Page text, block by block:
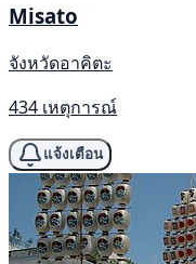
Misato
จังหวัดอาคิตะ
434 เหตุการณ์
แจ้งเตือน